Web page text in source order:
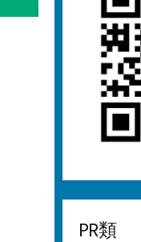
PR類